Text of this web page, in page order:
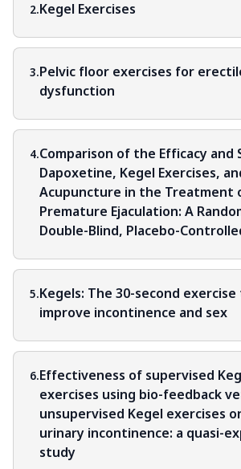
2.Kegel Exercises
3.Pelvic floor exercises for
dysfunction
4.Comparison of the Efficacy and
Dapoxetine, Kegel Exercises,
Acupuncture in the Treatment
Premature Ejaculation: A
Double-Blind, Placebo-
5.Kegels: The 30-second
improve incontinence and sex
6.Effectiveness of supervised
exercises using bio-feedback
unsupervised Kegel exercises
urinary incontinence: a quasi-
study